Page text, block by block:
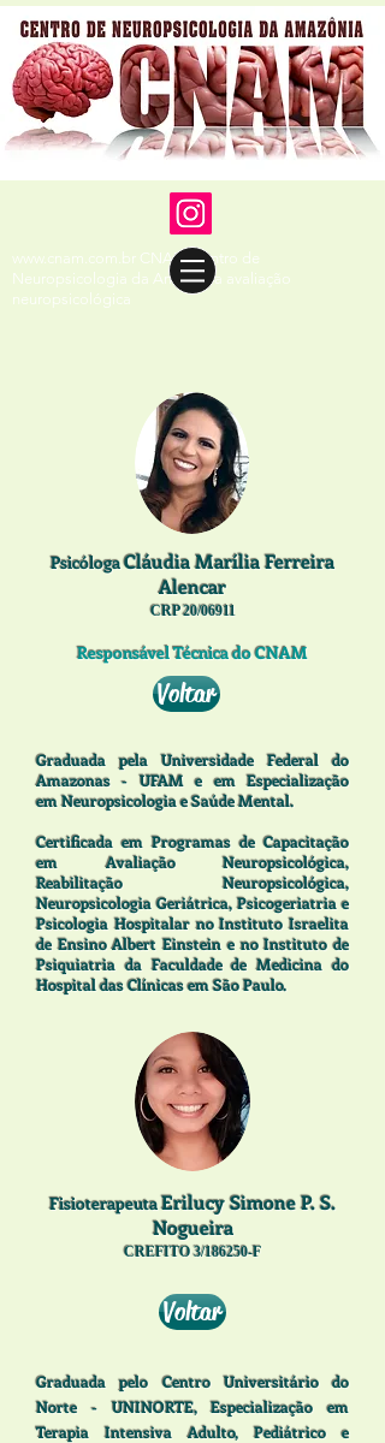
www.cnam.com.br CNAM Centro de
Neuropsicologia da Amazônia avaliação
neuropsicológica
PsicólogaCláudia Marília Ferreira
Alencar
CRP 20/06911
Responsável Técnica do CNAM
Voltar
Graduada pela Universidade Federal do
Amazonas - UFAM e em Especialização
em Neuropsicologia e Saúde Mental.
Certificada em Programas de Capacitação
em Avaliação Neuropsicológica,
Reabilitação Neuropsicológica,
Neuropsicologia Geriátrica, Psicogeriatria e
Psicologia Hospitalar no Instituto Israelita
de Ensino Albert Einstein e no Instituto de
Psiquiatria da Faculdade de Medicina do
Hospital das Clínicas em São Paulo.
FisioterapeutaErilucy Simone P. S.
Nogueira
CREFITO 3/186250-F
Voltar
Graduada pelo Centro Universitário do
Norte - UNINORTE, Especialização em
Terapia Intensiva Adulto, Pediátrico e